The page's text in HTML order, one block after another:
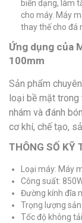
biến dạng, làm
cho máy. Máy
thay thế cho đá
Ứng dụng của
100mm
Sản phẩm
loại bề mặt trong
nhám và đánh
cơ khí, chế tạo,
THÔNG SỐ KỸ
Loại máy: Máy
Công suất:
Đường kính đĩa
Trọng lượng
Tốc độ không